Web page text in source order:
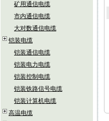
矿用通信电缆
市内通信电缆
大对数通信电缆
铠装电缆
铠装通信电缆
铠装电力电缆
铠装控制电缆
铠装铁路信号电缆
铠装计算机电缆
高温电缆